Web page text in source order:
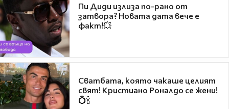
Пи Диди излиза по-рано от
затвора? Новата дата вече е
факт!💥
Сватбата, която чакаше целият
свят! Кристиано Роналдо се жени!
💍🍾